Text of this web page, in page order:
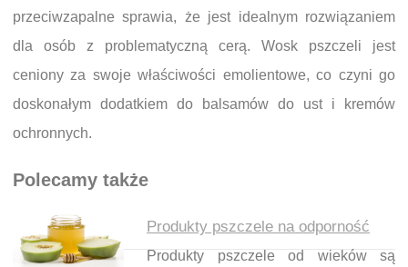
przeciwzapalne sprawia, że jest idealnym rozwiązaniem
dla osób z problematyczną cerą. Wosk pszczeli jest
ceniony za swoje właściwości emolientowe, co czyni go
doskonałym dodatkiem do balsamów do ust i kremów
ochronnych.
Polecamy także
Produkty pszczele na odporność
Produkty pszczele od wieków są